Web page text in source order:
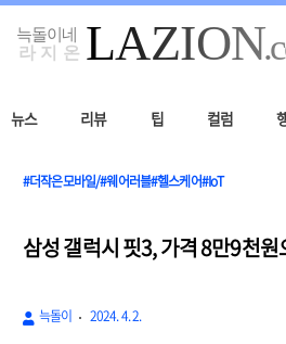
뉴스 리뷰 팁 컬럼
#더작은모바일/#웨어러블#헬스케어#IoT
삼성 갤럭시 핏3, 가격 8만9천
늑돌이 2024. 4. 2.